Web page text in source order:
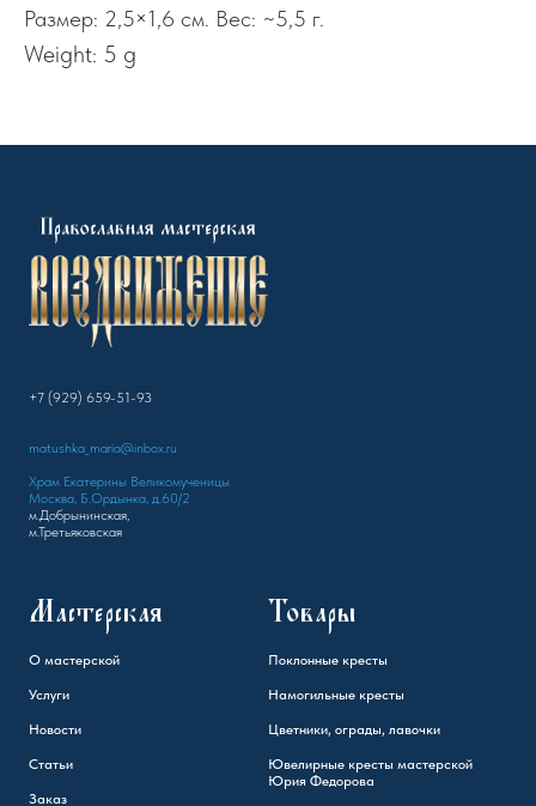
Размер: 2,5×1,6 см. Вес: ~5,5 г.
Weight: 5 g
+7 (929) 659-51-93
matushka_maria@inbox.ru
Храм Екатерины Великомученицы
Москва, Б.Ордынка, д.60/2
м.Добрынинская,
м.Третьяковская
Мастерская
О мастерской
Услуги
Новости
Статьи
Заказ
Товары
Поклонные кресты
Намогильные кресты
Цветники, ограды, лавочки
Ювелирные кресты мастерской
Юрия Федорова